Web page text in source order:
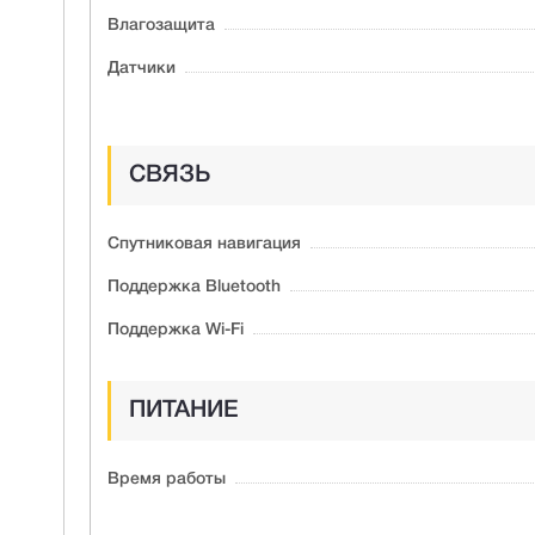
Влагозащита
Датчики
СВЯЗЬ
Спутниковая навигация
Поддержка Bluetooth
Поддержка Wi-Fi
ПИТАНИЕ
Время работы